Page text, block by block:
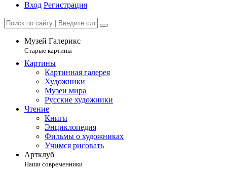
Вход Регистрация
Музей Галерикс
Старые картины
Картины
Картинная галерея
Художники
Музеи мира
Русские художники
Чтение
Книги
Энциклопедия
Фильмы о художниках
Учимся рисовать
Артклуб
Наши современники